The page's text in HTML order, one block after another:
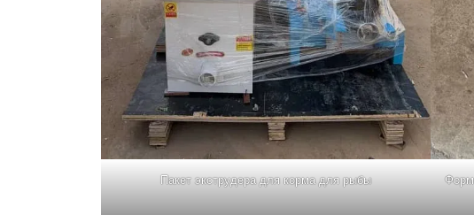
Пакет экструдера для корма для рыбы